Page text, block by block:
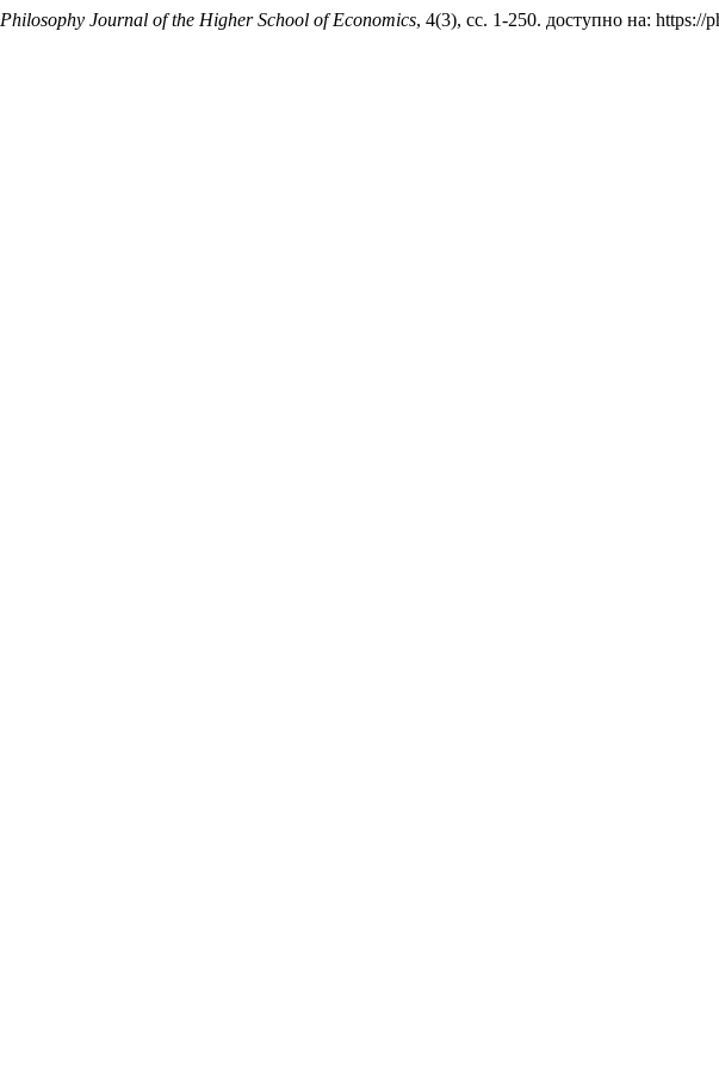
Philosophy Journal of the Higher School of Economics, 4(3), сс. 1-250. доступно на: https://